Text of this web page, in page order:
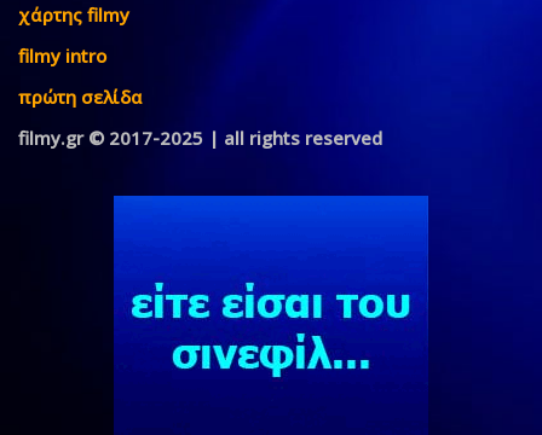
χάρτης filmy
filmy intro
πρώτη σελίδα
filmy.gr © 2017-2025 | all rights reserved